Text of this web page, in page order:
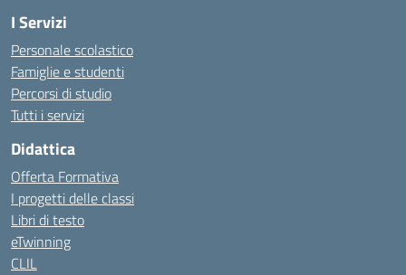
I Servizi
Personale scolastico
Famiglie e studenti
Percorsi di studio
Tutti i servizi
Didattica
Offerta Formativa
I progetti delle classi
Libri di testo
eTwinning
CLIL